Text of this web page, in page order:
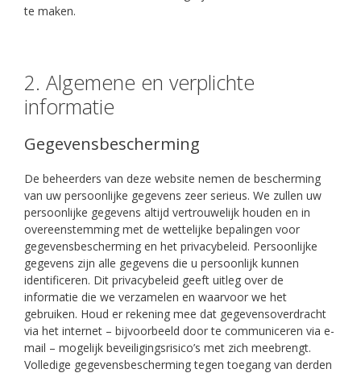
te maken.
2. Algemene en verplichte
informatie
Gegevensbescherming
De beheerders van deze website nemen de bescherming
van uw persoonlijke gegevens zeer serieus. We zullen uw
persoonlijke gegevens altijd vertrouwelijk houden en in
overeenstemming met de wettelijke bepalingen voor
gegevensbescherming en het privacybeleid. Persoonlijke
gegevens zijn alle gegevens die u persoonlijk kunnen
identificeren. Dit privacybeleid geeft uitleg over de
informatie die we verzamelen en waarvoor we het
gebruiken. Houd er rekening mee dat gegevensoverdracht
via het internet – bijvoorbeeld door te communiceren via e-
mail – mogelijk beveiligingsrisico’s met zich meebrengt.
Volledige gegevensbescherming tegen toegang van derden